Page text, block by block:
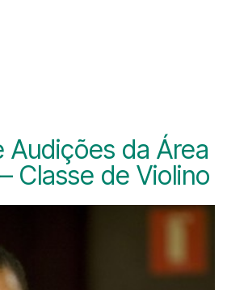
Audições da Área
Classe de Violino